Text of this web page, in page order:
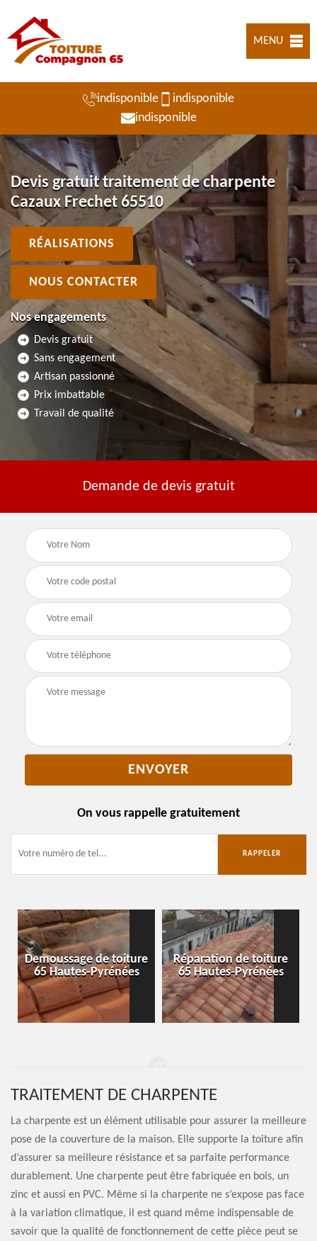
MENU
indisponible
indisponible
indisponible
Devis gratuit traitement de charpente
Cazaux Frechet 65510
RÉALISATIONS
NOUS CONTACTER
Nos engagements
Devis gratuit
Sans engagement
Artisan passionné
Prix imbattable
Travail de qualité
Demande de devis gratuit
On vous rappelle gratuitement
Demoussage de toiture
65 Hautes-Pyrénées
Réparation de toiture
65 Hautes-Pyrénées
TRAITEMENT DE CHARPENTE
La charpente est un élément utilisable pour assurer la meilleure
pose de la couverture de la maison. Elle supporte la toiture afin
d’assurer sa meilleure résistance et sa parfaite performance
durablement. Une charpente peut être fabriquée en bois, un
zinc et aussi en PVC. Même si la charpente ne s’expose pas face
à la variation climatique, il est quand même indispensable de
savoir que la qualité de fonctionnement de cette pièce peut se